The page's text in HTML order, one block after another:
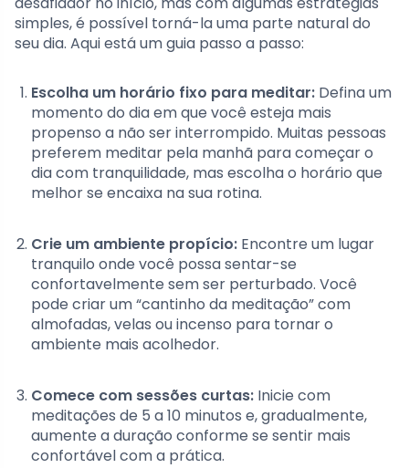
simples, é possível torná-la uma parte natural do
seu dia. Aqui está um guia passo a passo:
Escolha um horário fixo para meditar: Defina um
momento do dia em que você esteja mais
propenso a não ser interrompido. Muitas pessoas
preferem meditar pela manhã para começar o
dia com tranquilidade, mas escolha o horário que
melhor se encaixa na sua rotina.
Crie um ambiente propício: Encontre um lugar
tranquilo onde você possa sentar-se
confortavelmente sem ser perturbado. Você
pode criar um “cantinho da meditação” com
almofadas, velas ou incenso para tornar o
ambiente mais acolhedor.
Comece com sessões curtas: Inicie com
meditações de 5 a 10 minutos e, gradualmente,
aumente a duração conforme se sentir mais
confortável com a prática.